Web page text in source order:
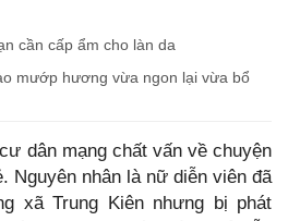
cần cấp ẩm cho làn da
mướp hương vừa ngon lại vừa bổ
dân mạng chất vấn về chuyện
Nguyên nhân là nữ diễn viên đã
xã Trung Kiên nhưng bị phát